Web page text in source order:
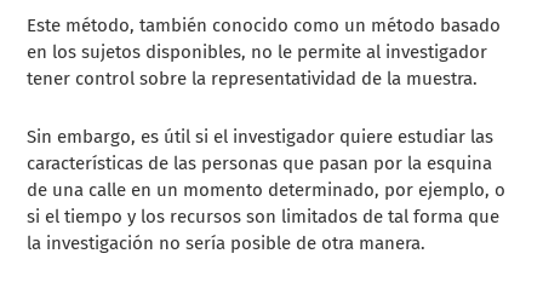
Este método, también conocido como un método basado
en los sujetos disponibles, no le permite al investigador
tener control sobre la representatividad de la muestra.
Sin embargo, es útil si el investigador quiere estudiar las
características de las personas que pasan por la esquina
de una calle en un momento determinado, por ejemplo, o
si el tiempo y los recursos son limitados de tal forma que
la investigación no sería posible de otra manera.